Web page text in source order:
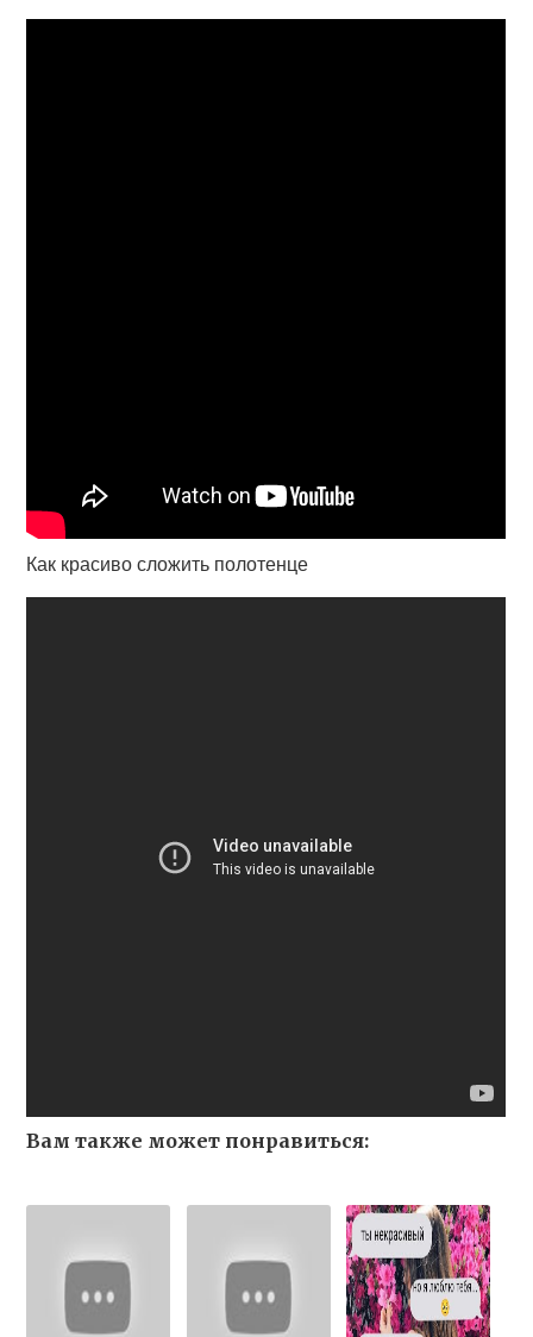
Как красиво сложить полотенце
Вам также может понравиться: